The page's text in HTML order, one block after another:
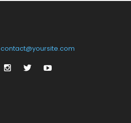
contact@yoursite.com